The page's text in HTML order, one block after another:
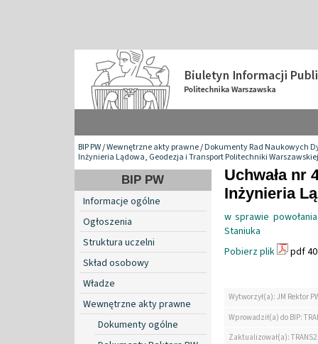
BIP PW/Wewnętrzne akty prawne/Dokumenty Rad Naukowych
Inżynieria Lądowa, Geodezja i Transport Politechniki Warszawskiej
BIP PW
Informacje ogólne
Ogłoszenia
Struktura uczelni
Skład osobowy
Władze
Wewnętrzne akty prawne
Dokumenty ogólne
Uchwała nr
Inżynieria
w sprawie
Staniuka
Pobierz plik
pdf
Wytworzył(a): JM Rektor
Wprowadził(a) do BIP:
Zaktualizował(a):